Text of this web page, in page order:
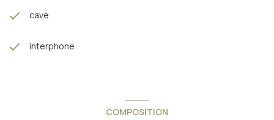
cave
interphone
COMPOSITION